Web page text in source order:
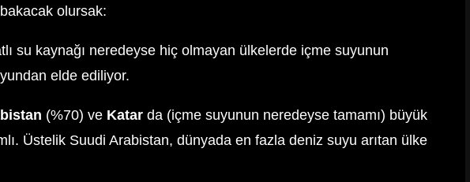
olursak:
su kaynağı neredeyse hiç olmayan ülkelerde içme suyunun
elde ediliyor.
(%70) ve Katar da (içme suyunun neredeyse tamamı) büyük
Üstelik Suudi Arabistan, dünyada en fazla deniz suyu arıtan ülke